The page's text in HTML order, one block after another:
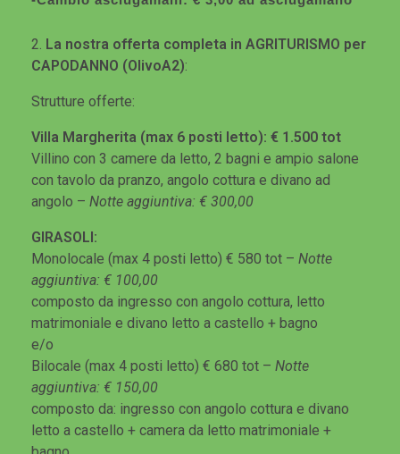
2. La nostra offerta completa in AGRITURISMO per
CAPODANNO (OlivoA2):
Strutture offerte:
Villa Margherita (max 6 posti letto): € 1.500 tot
Villino con 3 camere da letto, 2 bagni e ampio salone
con tavolo da pranzo, angolo cottura e divano ad
angolo – Notte aggiuntiva: € 300,00
GIRASOLI:
Monolocale (max 4 posti letto) € 580 tot – Notte
aggiuntiva: € 100,00
composto da ingresso con angolo cottura, letto
matrimoniale e divano letto a castello + bagno
e/o
Bilocale (max 4 posti letto) € 680 tot – Notte
aggiuntiva: € 150,00
composto da: ingresso con angolo cottura e divano
letto a castello + camera da letto matrimoniale +